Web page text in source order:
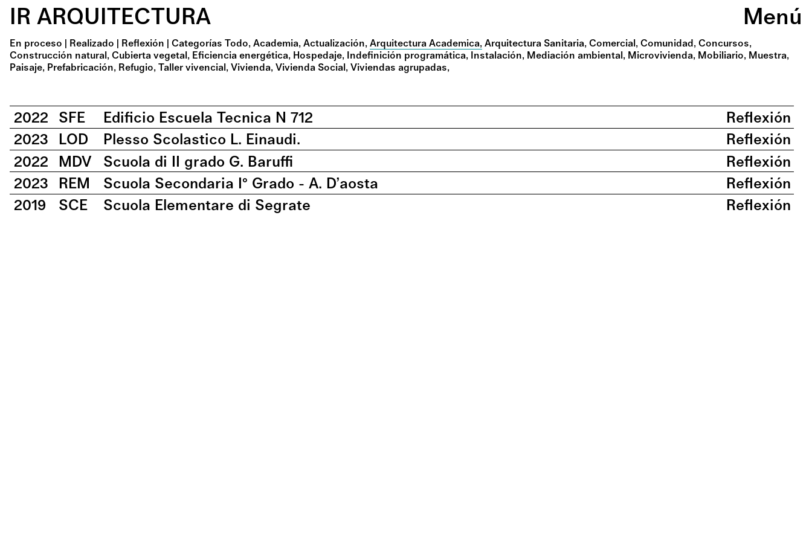
IR ARQUITECTURA Menú
En proceso | Realizado | Reflexión | Categorías Todo Academia Actualización Arquitectura Academica Arquitectura Sanitaria Comercial Comunidad Concursos
Construcción natural Cubierta vegetal Eficiencia energética Hospedaje Indefinición programática Instalación Mediación ambiental Microvivienda Mobiliario Muestra
Paisaje Prefabricación Refugio Taller vivencial Vivienda Vivienda Social Viviendas agrupadas
2022 SFE Edificio Escuela Tecnica N 712
Reflexión
2023
LOD Plesso Scolastico L. Einaudi.
Reflexión
2022
MDV Scuola di II grado G. Baruffi
Reflexión
2023
REM Scuola Secondaria I° Grado - A. D’aosta
Reflexión
2019
SCE Scuola Elementare di Segrate Reflexión